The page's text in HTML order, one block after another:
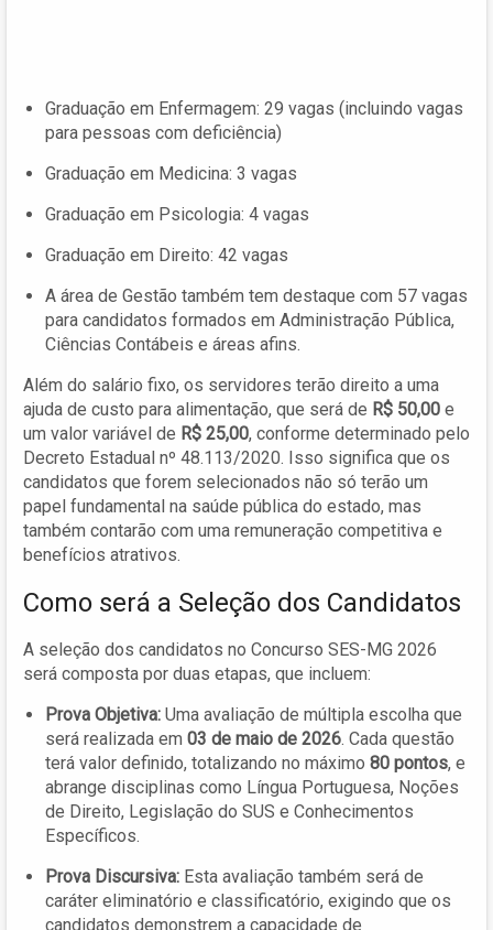
Graduação em Enfermagem: 29 vagas (incluindo vagas
para pessoas com deficiência)
Graduação em Medicina: 3 vagas
Graduação em Psicologia: 4 vagas
Graduação em Direito: 42 vagas
A área de Gestão também tem destaque com 57 vagas
para candidatos formados em Administração Pública,
Ciências Contábeis e áreas afins.
Além do salário fixo, os servidores terão direito a uma
ajuda de custo para alimentação, que será de R$ 50,00 e
um valor variável de R$ 25,00, conforme determinado pelo
Decreto Estadual nº 48.113/2020. Isso significa que os
candidatos que forem selecionados não só terão um
papel fundamental na saúde pública do estado, mas
também contarão com uma remuneração competitiva e
benefícios atrativos.
Como será a Seleção dos Candidatos
A seleção dos candidatos no Concurso SES-MG 2026
será composta por duas etapas, que incluem:
Prova Objetiva: Uma avaliação de múltipla escolha que
será realizada em 03 de maio de 2026. Cada questão
terá valor definido, totalizando no máximo 80 pontos, e
abrange disciplinas como Língua Portuguesa, Noções
de Direito, Legislação do SUS e Conhecimentos
Específicos.
Prova Discursiva: Esta avaliação também será de
caráter eliminatório e classificatório, exigindo que os
candidatos demonstrem a capacidade de